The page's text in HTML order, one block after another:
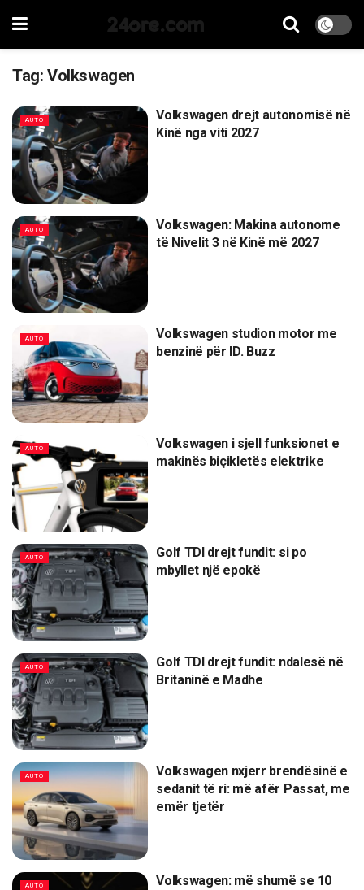
24ore.com
Tag: Volkswagen
AUTO
Volkswagen drejt autonomisë në
Kinë nga viti 2027
AUTO
Volkswagen: Makina autonome
të Nivelit 3 në Kinë më 2027
AUTO
Volkswagen studion motor me
benzinë për ID. Buzz
AUTO
Volkswagen i sjell funksionet e
makinës biçikletës elektrike
AUTO
Golf TDI drejt fundit: si po
mbyllet një epokë
AUTO
Golf TDI drejt fundit: ndalesë në
Britaninë e Madhe
AUTO
Volkswagen nxjerr brendësinë e
sedanit të ri: më afër Passat, me
emër tjetër
AUTO
Volkswagen: më shumë se 10